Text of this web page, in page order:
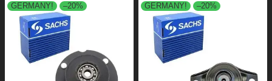
GERMANY! –20% GERMANY! –20%